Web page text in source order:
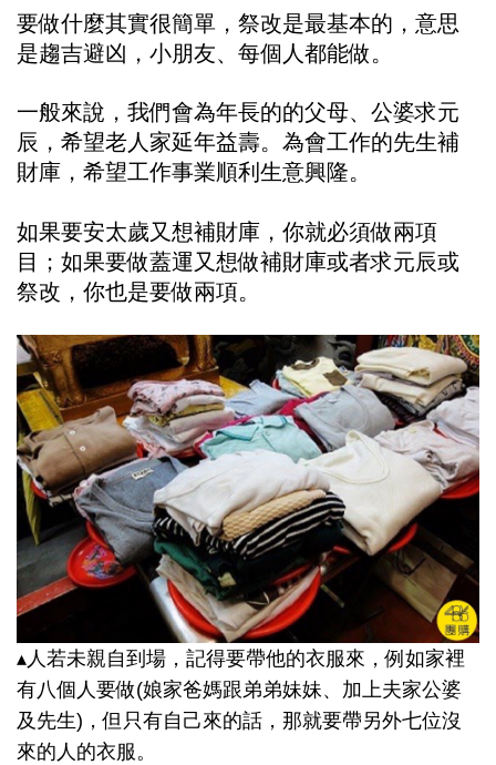
要做什麼其實很簡單，祭改是最基本的，意思
是趨吉避凶，小朋友、每個人都能做。
一般來說，我們會為年長的的父母、公婆求元
辰，希望老人家延年益壽。為會工作的先生補
財庫，希望工作事業順利生意興隆。
如果要安太歲又想補財庫，你就必須做兩項
目；如果要做蓋運又想做補財庫或者求元辰或
祭改，你也是要做兩項。
▴人若未親自到場，記得要帶他的衣服來，例如家裡
有八個人要做(娘家爸媽跟弟弟妹妹、加上夫家公婆
及先生)，但只有自己來的話，那就要帶另外七位沒
來的人的衣服。